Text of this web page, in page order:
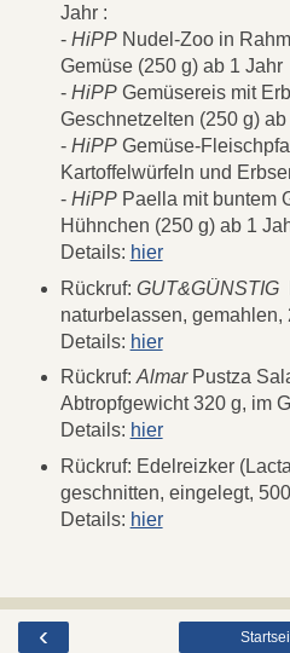
Jahr :
- HiPPNudel-Zoo in
Gemüse (250 g) ab 1 Jahr
- HiPPGemüsereis mit
Geschnetzelten (250 g) ab
- HiPPGemüse-
Kartoffelwürfeln und
- HiPPPaella mit buntem
Hühnchen (250 g) ab 1
Details: hier
Rückruf: GUT&GÜNSTIG
naturbelassen, gemahlen,
Details: hier
Rückruf:AlmarPustza
Abtropfgewicht 320 g, im
Details: hier
Rückruf: Edelreizker
geschnitten, eingelegt,
Details: hier
‹